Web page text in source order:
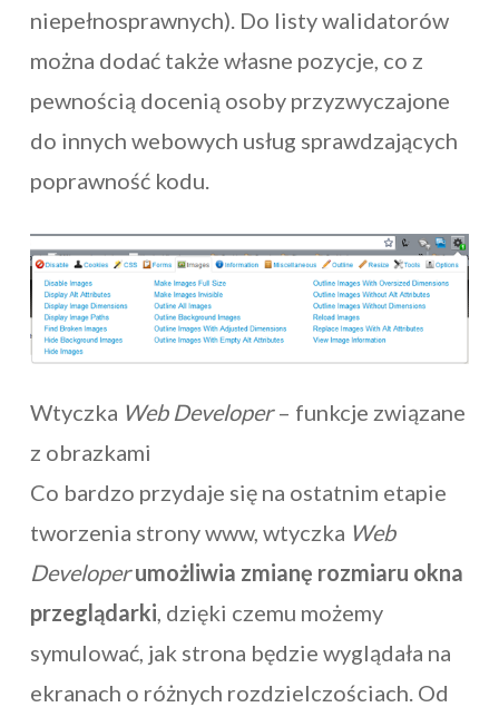
niepełnosprawnych). Do listy walidatorów
można dodać także własne pozycje, co z
pewnością docenią osoby przyzwyczajone
do innych webowych usług sprawdzających
poprawność kodu.
Wtyczka Web Developer– funkcje związane
z obrazkami
Co bardzo przydaje się na ostatnim etapie
tworzenia strony www, wtyczka Web
Developer umożliwia zmianę rozmiaru okna
przeglądarki, dzięki czemu możemy
symulować, jak strona będzie wyglądała na
ekranach o różnych rozdzielczościach. Od